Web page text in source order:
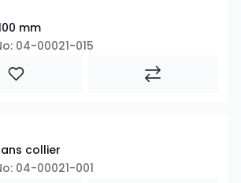
mm
04-00021-015
collier
04-00021-001